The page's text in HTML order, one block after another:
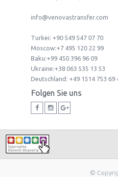
info@venovastransfer.com
Turkei: +90 549 547 07 70
Мoscow:+7 495 120 22 99
Baku:+99 450 396 96 09
Ukraine:+38 063 535 13 53
Deutschland: +49 1514 753 69
Folgen Sie uns
©